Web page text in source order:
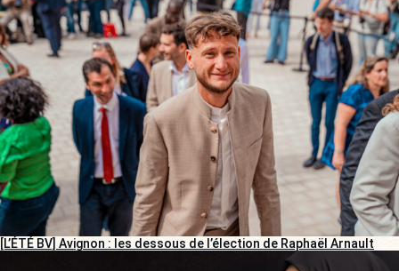
[L’ÉTÉ BV] Avignon : les dessous de l’élection de Raphaël Arnault